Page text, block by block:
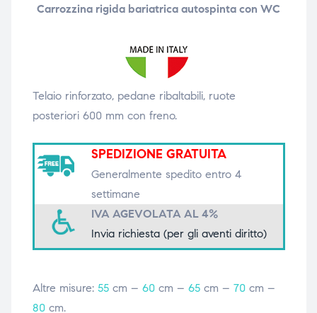
Carrozzina rigida bariatrica autospinta con WC
Telaio rinforzato, pedane ribaltabili, ruote
posteriori 600 mm con freno.
SPEDIZIONE GRATUITA
Generalmente spedito entro 4
settimane
IVA AGEVOLATA AL 4%
Invia richiesta (per gli aventi diritto)
Altre misure: 55cm – 60cm – 65cm – 70cm –
80 cm.